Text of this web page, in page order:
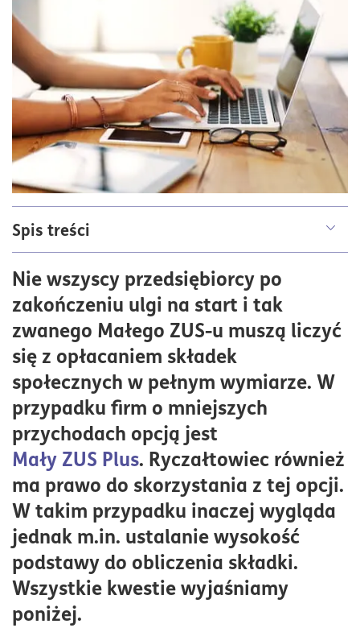
Spis treści
Mały ZUS Plus a ryczałt – jak obliczyć składkę?
Terminy składania wniosków o Mały ZUS Plus
Nie wszyscy przedsiębiorcy po
zakończeniu ulgi na start i tak
zwanego Małego ZUS-u muszą liczyć
się z opłacaniem składek
społecznych w pełnym wymiarze. W
przypadku firm o mniejszych
przychodach opcją jest
Mały ZUS Plus. Ryczałtowiec również
ma prawo do skorzystania z tej opcji.
W takim przypadku inaczej wygląda
jednak m.in. ustalanie wysokość
podstawy do obliczenia składki.
Wszystkie kwestie wyjaśniamy
poniżej.